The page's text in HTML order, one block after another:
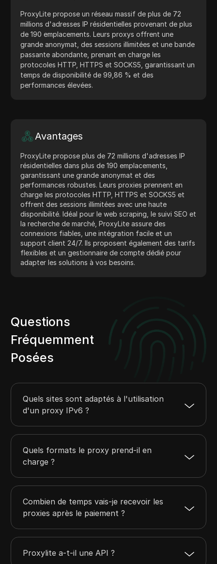
ProxyLite propose un réseau massif de plus de 72
millions d'adresses IP résidentielles provenant de plus
de 190 emplacements. Leurs proxys offrent une
grande anonymat, des sessions illimitées et une bande
passante abondante, prenant en charge les
protocoles HTTP, HTTPS et SOCKS5, garantissant un
temps de disponibilité de 99,86 % et des
performances élevées.
Avantages
ProxyLite propose plus de 72 millions d'adresses IP
résidentielles dans plus de 190 emplacements,
garantissant une grande anonymat et des
performances robustes. Leurs proxies prennent en
charge les protocoles HTTP, HTTPS et SOCKS5 et
offrent des sessions illimitées avec une haute
disponibilité. Idéal pour le web scraping, le suivi SEO et
la recherche de marché, ProxyLite assure des
connexions fiables, une intégration facile et un
support client 24/7. Ils proposent également des tarifs
flexibles et un gestionnaire de compte dédié pour
adapter les solutions à vos besoins.
Questions
Fréquemment
Posées
Quels sites sont adaptés à l'utilisation
d'un proxy IPv6 ?
Quels formats le proxy prend-il en
charge ?
Combien de temps vais-je recevoir les
proxies après le paiement ?
Proxylite a-t-il une API ?